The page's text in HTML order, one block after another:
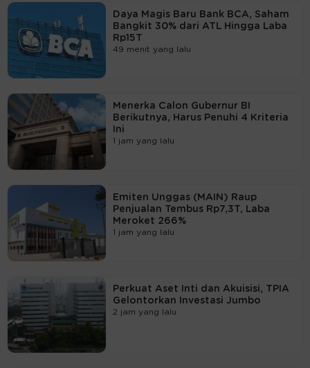
Daya Magis Baru Bank BCA, Saham
Bangkit 30% dari ATL Hingga Laba
Rp15T
49 menit yang lalu
Menerka Calon Gubernur BI
Berikutnya, Harus Penuhi 4 Kriteria
Ini
1 jam yang lalu
Emiten Unggas (MAIN) Raup
Penjualan Tembus Rp7,3T, Laba
Meroket 266%
1 jam yang lalu
Perkuat Aset Inti dan Akuisisi, TPIA
Gelontorkan Investasi Jumbo
2 jam yang lalu